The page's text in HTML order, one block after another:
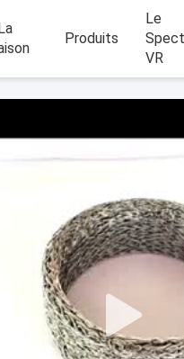
Produits
Le
VR